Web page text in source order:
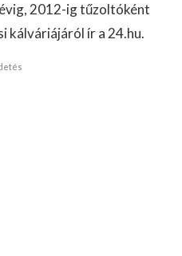
2012-ig tűzoltóként
kálváriájáról ír a 24.hu.